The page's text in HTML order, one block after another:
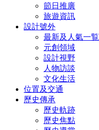
節日推廣
旅遊資訊
設計號外
最新及人氣一覧
元創領域
設計視野
人物訪談
文化生活
位置及交通
歷史傳承
歷史軌跡
歷史焦點